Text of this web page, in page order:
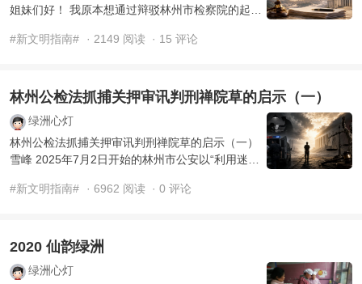
姐妹们好！ 我原本想通过辩驳林州市检察院的起诉
院草放了， ...
#新文明指南# · 2149 阅读 · 15 评论
林州公检法抓捕关押审讯判刑禅院草的启示（一）
绿洲心灯
林州公检法抓捕关押审讯判刑禅院草的启示（一）
雪峰 2025年7月2日开始的林州市公安以“利用迷信
草，于20 ...
#新文明指南# · 6962 阅读 · 0 评论
2020 仙韵绿洲
绿洲心灯